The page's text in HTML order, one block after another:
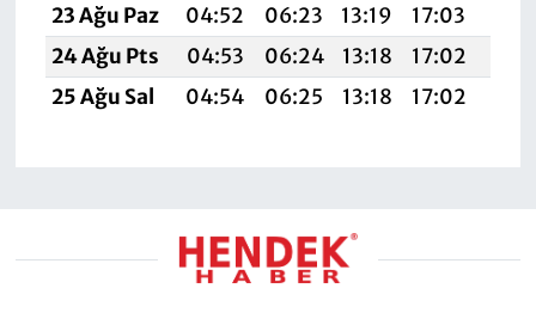
23 Ağu Paz
04:52 06:23 13:19 17:03
24 Ağu Pts
04:53 06:24 13:18 17:02
25 Ağu Sal
04:54 06:25 13:18 17:02